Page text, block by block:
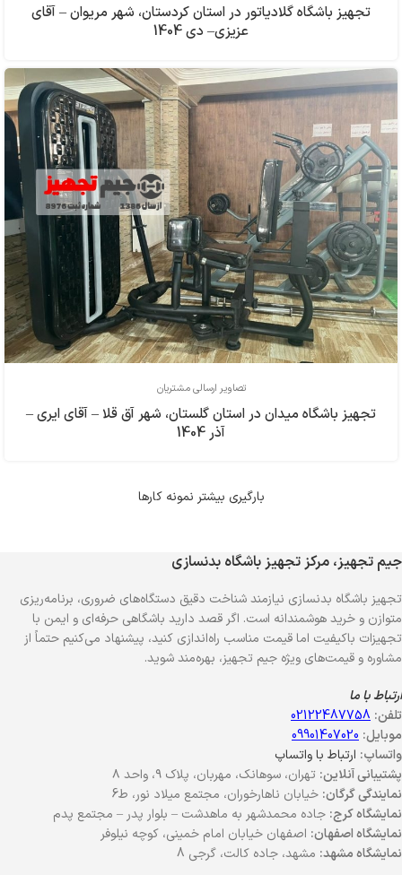
تجهیز باشگاه گلادیاتور در استان کردستان، شهر مریوان – آقای
عزیزی– دی 1404
تصاویر ارسالی مشتریان
تجهیز باشگاه میدان در استان گلستان، شهر آق قلا – آقای ایری –
آذر 1404
بارگیری بیشتر نمونه کارها
جیم تجهیز، مرکز تجهیز باشگاه بدنسازی
تجهیز باشگاه بدنسازی نیازمند شناخت دقیق دستگاه‌های ضروری، برنامه‌ریزی
متوازن و خرید هوشمندانه است. اگر قصد دارید باشگاهی حرفه‌ای و ایمن با
تجهیزات باکیفیت اما قیمت مناسب راه‌اندازی کنید، پیشنهاد می‌کنیم حتماً از
مشاوره و قیمت‌های ویژه جیم تجهیز، بهره‌مند شوید.
ارتباط با ما
تلفن: 02122487758
موبایل: 09901407020
واتساپ: ارتباط با واتساپ
پشتیبانی آنلاین: تهران، سوهانک، مهربان، پلاک ۹، واحد ۸
نمایندگی گرگان: خیابان ناهارخوران، مجتمع میلاد نور، ط6
نمایشگاه کرج: جاده محمدشهر به ماهدشت – بلوار پدر – مجتمع پدم
نمایشگاه اصفهان: اصفهان خیابان امام خمینی، کوچه نیلوفر
نمایشگاه مشهد: مشهد، جاده کالت، گرجی 8